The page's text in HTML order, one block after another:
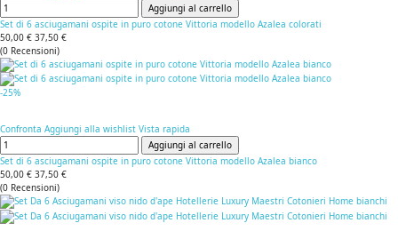
Aggiungi al carrello
Set di 6 asciugamani ospite in puro cotone Vittoria modello Azalea colorati
50,00 € 37,50 €
(0 Recensioni)
-25%
Confronta Aggiungi alla wishlist Vista rapida
Aggiungi al carrello
Set di 6 asciugamani ospite in puro cotone Vittoria modello Azalea bianco
50,00 € 37,50 €
(0 Recensioni)